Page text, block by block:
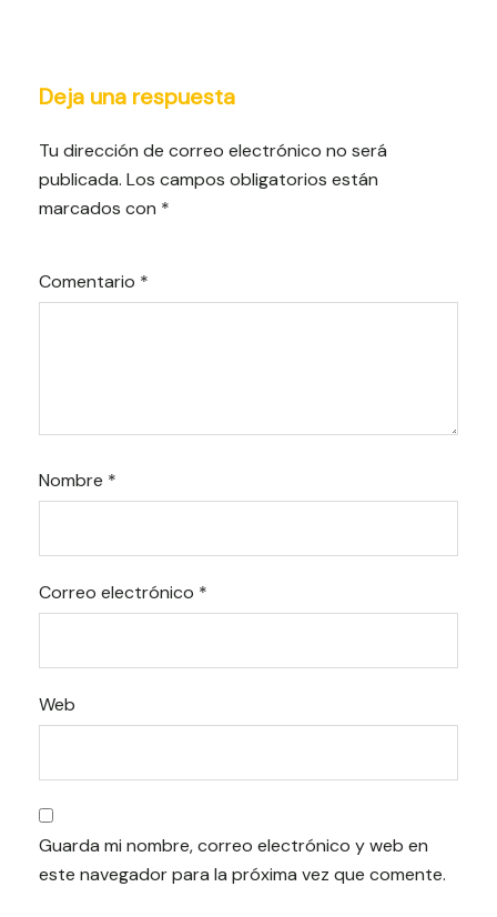
Deja una respuesta
Tu dirección de correo electrónico no será
publicada. Los campos obligatorios están
marcados con *
Comentario *
Nombre *
Correo electrónico *
Web
Guarda mi nombre, correo electrónico y web en
este navegador para la próxima vez que comente.